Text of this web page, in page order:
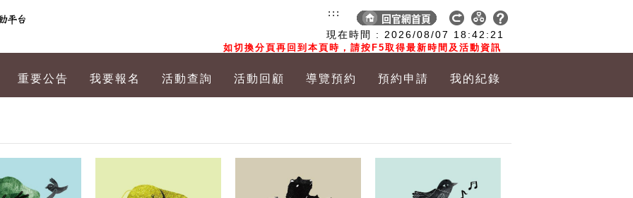
現在時間 : 2026/08/07 18:42:22
如切換分頁再回到本頁時，請按F5取得最新時間及活動資訊
:::
重要公告 我要報名 活動查詢 活動回顧 導覽預約 預約申請 我的紀錄